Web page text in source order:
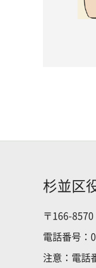
杉並区
〒166-8570
電話番号：
注意：電話